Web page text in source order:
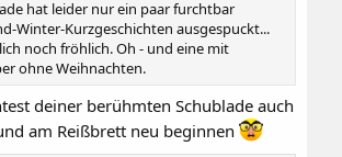
hat leider nur ein paar furchtbar
Winter-Kurzgeschichten ausgespuckt...
noch fröhlich. Oh - und eine mit
ohne Weihnachten.
deiner berühmten Schublade auch
am Reißbrett neu beginnen